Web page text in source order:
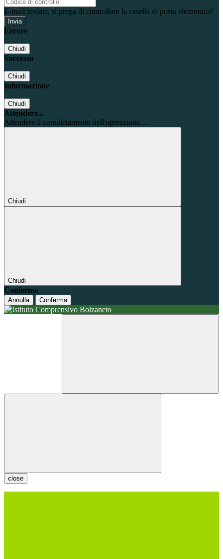
E-mail inviata, si prega di controllare la casella di posta elettronica!
Errore
Chiudi
Successo
Chiudi
Informazione
Chiudi
Attendere...
Attendere il completamento dell'operazione...
Chiudi
Chiudi
Conferma
Annulla Conferma
close